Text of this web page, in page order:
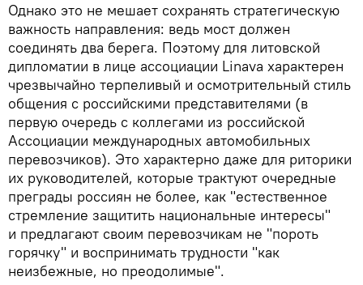
Однако это не мешает сохранять стратегическую
важность направления: ведь мост должен
соединять два берега. Поэтому для литовской
дипломатии в лице ассоциации Linava характерен
чрезвычайно терпеливый и осмотрительный стиль
общения с российскими представителями (в
первую очередь с коллегами из российской
Ассоциации международных автомобильных
перевозчиков). Это характерно даже для риторики
их руководителей, которые трактуют очередные
преграды россиян не более, как "естественное
стремление защитить национальные интересы"
и предлагают своим перевозчикам не "пороть
горячку" и воспринимать трудности "как
неизбежные, но преодолимые".